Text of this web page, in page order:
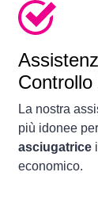
La nostra
più idonee
asciugatrice
economico.